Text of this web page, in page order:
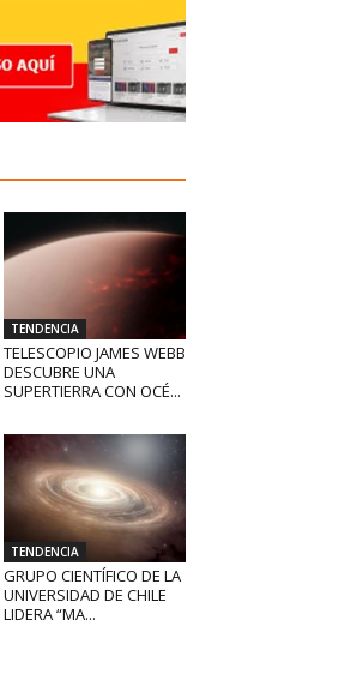
TENDENCIA
TELESCOPIO JAMES WEBB
DESCUBRE UNA
SUPERTIERRA CON OCÉ...
TENDENCIA
GRUPO CIENTÍFICO DE LA
UNIVERSIDAD DE CHILE
LIDERA “MA...